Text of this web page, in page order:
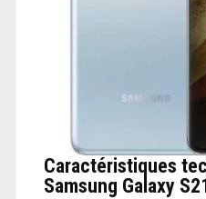
Caractéristiques
Samsung Galaxy